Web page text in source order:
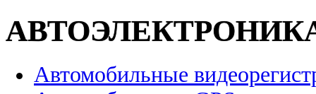
Автомобильные